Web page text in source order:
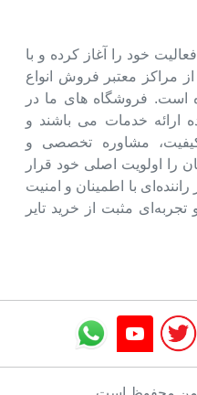
فروشگاه تایر ما از سال ۱۳۶۵ فعالیت خود را آغاز کرده و با
مراکز معتبر فروش انواع
است. فروشگاه های ما در
ارائه خدمات می باشند و
مشاوره تخصصی و
اولویت اصلی خود قرار
با اطمینان و امنیت
مثبت از خرید تایر